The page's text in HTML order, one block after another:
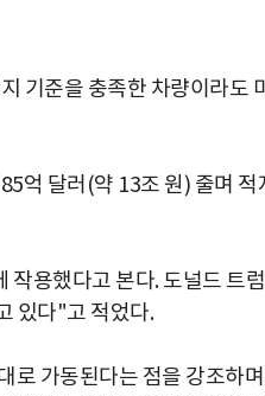
기준을 충족한 차량이라도
억 달러(약 13조 원) 줄며 적
작용했다고 본다. 도널드 트
있다"고 적었다.
로 가동된다는 점을 강조하